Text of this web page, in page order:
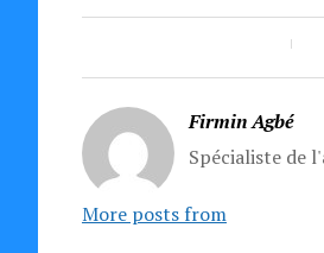
Firmin Agbé
Spécialiste de
More posts from